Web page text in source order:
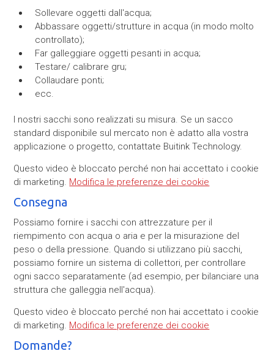
Sollevare oggetti dall'acqua;
Abbassare oggetti/strutture in acqua (in modo molto
controllato);
Far galleggiare oggetti pesanti in acqua;
Testare/ calibrare gru;
Collaudare ponti;
ecc.
I nostri sacchi sono realizzati su misura. Se un sacco
standard disponibile sul mercato non è adatto alla vostra
applicazione o progetto, contattate Buitink Technology.
Questo video è bloccato perché non hai accettato i cookie
di marketing. Modifica le preferenze dei cookie
Consegna
Possiamo fornire i sacchi con attrezzature per il
riempimento con acqua o aria e per la misurazione del
peso o della pressione. Quando si utilizzano più sacchi,
possiamo fornire un sistema di collettori, per controllare
ogni sacco separatamente (ad esempio, per bilanciare una
struttura che galleggia nell'acqua).
Questo video è bloccato perché non hai accettato i cookie
di marketing. Modifica le preferenze dei cookie
Domande?